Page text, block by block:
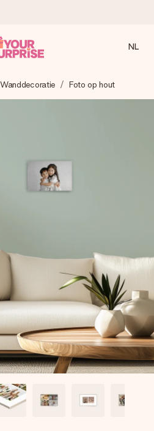
zorg en zorgen dat het
zodat jij kunt geven op precies
het het meeste betekent.
reviews)
Klanten beoordelen
Reviews
iets unieks – met haar naam,
die raakt. Zonder gedoe, maar
moment.
NL
Wanddecoratie Foto op hout